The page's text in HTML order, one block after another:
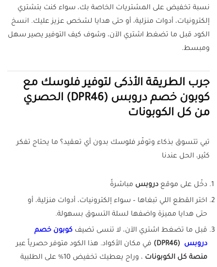
نسبة تخفيض على المشتريات الخاصة بك، سواء كنت بتشتري
إلكترونيات، أدوات منزلية، أو حتى هدايا لشخص عزيز عليك. انسخ
الكود قبل ما تضغط اشتري الآن، وشوف كيف التوفير يصير سهل
ومبسط.
جرب الطريقة الأذكى لتوفير فلوسك مع
كوبون خصم دروبس (DPR46) الحصري
من كل الكوبونات
تبي تتسوق بذكاء وتوفّر فلوسك بدون أي تعقيد؟ ما يحتاج تفكر
كثير، الحل عندنا
دخّل على موقع دروبس مباشرةً
اختر القطع اللي تبغاها – سواء إلكترونيات، أدوات منزلية، أو
حتى هدايا مميزة واضفها لسلة التسوق بسهولة.
قبل ما تضغط اشتري الآن، لا تنسى تضيف كوبون خصم
دروبس
(DPR46)
في مكان الأكواد. هذا الكود متوفر حصرياً عبر
منصة كل الكوبونات
، وراح يعطيك تخفيض 10% على الطلبية